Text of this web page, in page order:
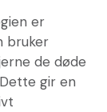
er
bruker
de døde
gir en